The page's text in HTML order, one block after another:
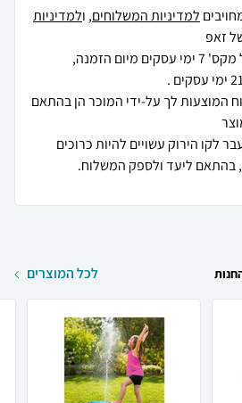
למדיניות המשלוחים, ולמדיניות
זאפ
הזמנה,
המוצעות לך על-ידי המוכר הן בהתאם
לקו הירוק עשויים להיות כרוכים
בהתאם ליעד ולספק המשלוח.
לכל המוצרים